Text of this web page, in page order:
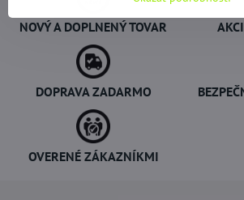
NOVÝ A DOPLNENÝ TOVAR
DOPRAVA ZADARMO
OVERENÉ ZÁKAZNÍKMI